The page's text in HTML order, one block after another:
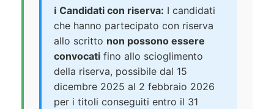
ℹ️ Candidati con riserva: I candidati
che hanno partecipato con riserva
allo scritto non possono essere
convocati fino allo scioglimento
della riserva, possibile dal 15
dicembre 2025 al 2 febbraio 2026
per i titoli conseguiti entro il 31